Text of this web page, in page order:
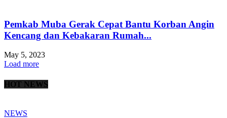
Pemkab Muba Gerak Cepat Bantu Korban Angin
Kencang dan Kebakaran Rumah...
May 5, 2023
Load more
HOT NEWS
NEWS